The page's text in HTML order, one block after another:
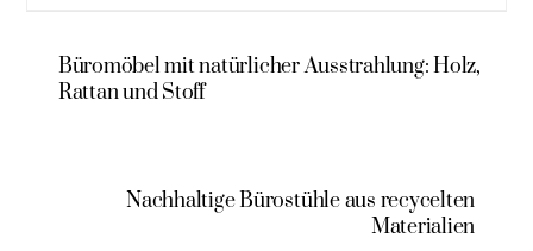
Büromöbel mit natürlicher Ausstrahlung: Holz,
Rattan und Stoff
Nachhaltige Bürostühle aus recycelten
Materialien